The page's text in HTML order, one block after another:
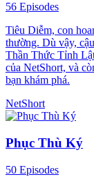
56 Episodes
Tiêu Diễm, con
thường. Dù vậy,
Thần Thức Tỉnh
của NetShort, và
bạn khám phá.
NetShort
Phục Thù Ký
50 Episodes